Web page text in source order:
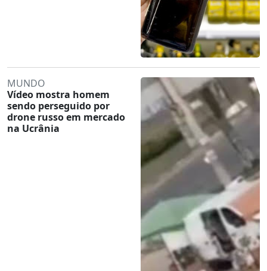
MUNDO
Vídeo mostra homem
sendo perseguido por
drone russo em mercado
na Ucrânia